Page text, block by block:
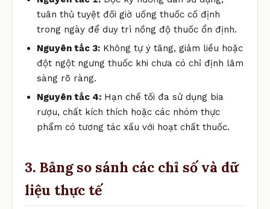
tuân thủ tuyệt đối giờ uống thuốc cố định
trong ngày để duy trì nồng độ thuốc ổn định.
Nguyên tắc 3: Không tự ý tăng, giảm liều hoặc
đột ngột ngưng thuốc khi chưa có chỉ định lâm
sàng rõ ràng.
Nguyên tắc 4: Hạn chế tối đa sử dụng bia
rượu, chất kích thích hoặc các nhóm thực
phẩm có tương tác xấu với hoạt chất thuốc.
3. Bảng so sánh các chỉ số và dữ
liệu thực tế